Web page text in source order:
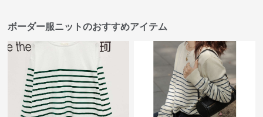
ボーダー服ニットのおすすめアイテム